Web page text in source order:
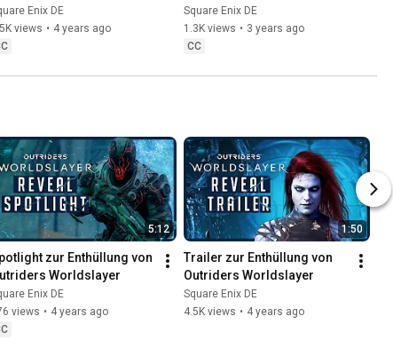
Enix DE
views • 4 years ago
Square Enix DE
1.3K views • 3 years ago
CC
5:12
zur Enthüllung von
Worldslayer
Enix DE
views • 4 years ago
1:50
Trailer zur Enthüllung von
Outriders Worldslayer
Square Enix DE
4.5K views • 4 years ago